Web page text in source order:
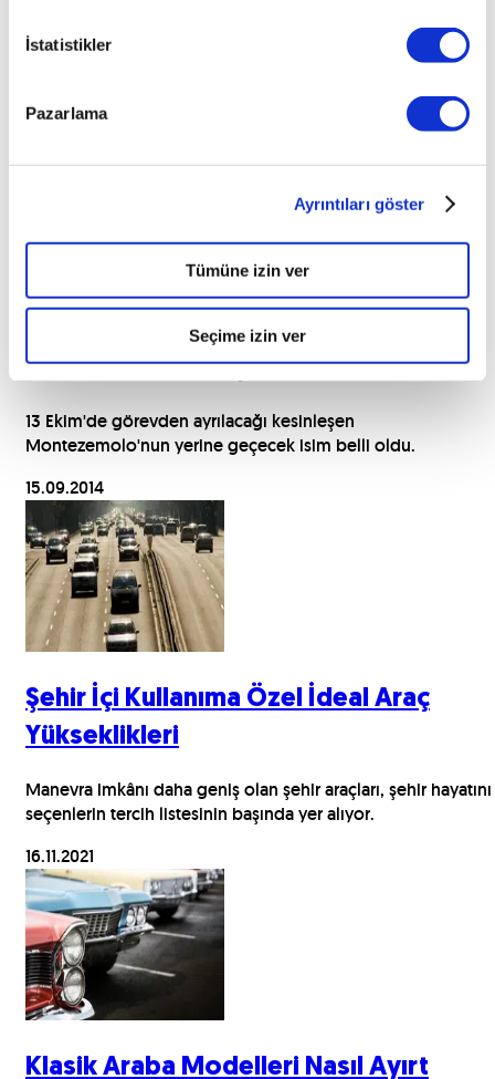
İstatistikler
Pazarlama
Ayrıntıları göster
Tümüne izin ver
Seçime izin ver
Ferrari’ye yeni başkan
13 Ekim'de görevden ayrılacağı kesinleşen
Montezemolo'nun yerine geçecek isim belli oldu.
15.09.2014
Şehir İçi Kullanıma Özel İdeal Araç
Yükseklikleri
Manevra imkânı daha geniş olan şehir araçları, şehir hayatını
seçenlerin tercih listesinin başında yer alıyor.
16.11.2021
Klasik Araba Modelleri Nasıl Ayırt